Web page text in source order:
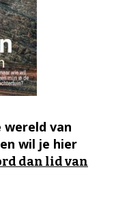
wereld van
wil je hier
dan lid van